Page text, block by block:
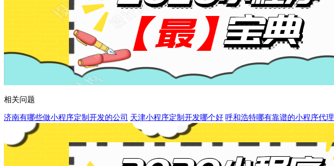
相关问题
济南有哪些做小程序定制开发的公司 天津小程序定制开发哪个好 呼和浩特哪有靠谱的小程序代理